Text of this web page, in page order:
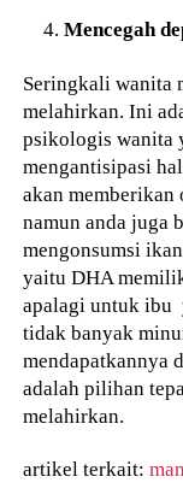
Mencegah
Seringkali wanita
melahirkan. Ini
psikologis wanita
mengantisipasi
akan memberikan
namun anda juga
mengonsumsi
yaitu DHA
apalagi untuk ibu
tidak banyak
mendapatkannya
adalah pilihan
melahirkan.
artikel terkait: